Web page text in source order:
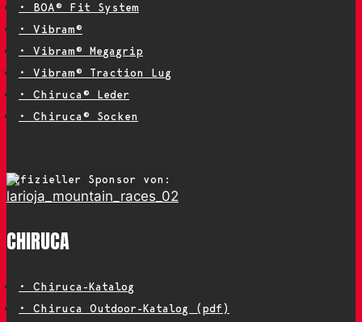
• BOA® Fit System
• Vibram®
• Vibram® Megagrip
• Vibram® Traction Lug
• Chiruca® Leder
• Chiruca® Socken
Offizieller Sponsor von:
CHIRUCA
• Chiruca-Katalog
• Chiruca Outdoor-Katalog (pdf)